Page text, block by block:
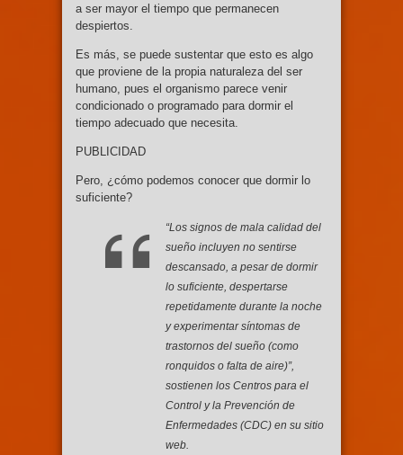
a ser mayor el tiempo que permanecen
despiertos.
Es más, se puede sustentar que esto es algo
que proviene de la propia naturaleza del ser
humano, pues el organismo parece venir
condicionado o programado para dormir el
tiempo adecuado que necesita.
PUBLICIDAD
Pero, ¿cómo podemos conocer que dormir lo
suficiente?
“Los signos de mala calidad del
sueño incluyen no sentirse
descansado, a pesar de dormir
lo suficiente, despertarse
repetidamente durante la noche
y experimentar síntomas de
trastornos del sueño (como
ronquidos o falta de aire)”,
sostienen los Centros para el
Control y la Prevención de
Enfermedades (CDC) en su sitio
web.